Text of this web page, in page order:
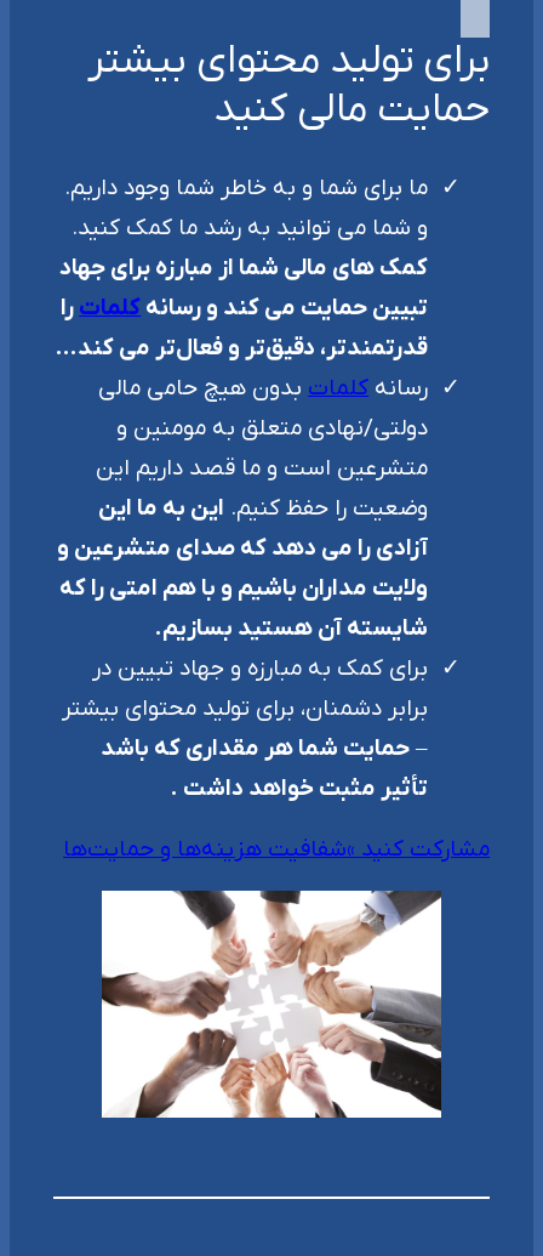
برای تولید محتوای بیشتر
حمایت مالی کنید
ما برای شما و به خاطر شما وجود داریم.
و شما می توانید به رشد ما کمک کنید.
کمک های مالی شما از مبارزه برای جهاد
تبیین حمایت می کند و رسانه کلماترا
قدرتمندتر، دقیق‌تر و فعال‌تر می کند…
رسانه کلماتبدون هیچ حامی مالی
دولتی/نهادی متعلق به مومنین و
متشرعین است و ما قصد داریم این
وضعیت را حفظ کنیم. این به ما این
آزادی را می دهد که صدای متشرعین و
ولایت مداران باشیم و با هم امتی را که
شایسته آن هستید بسازیم.
برای کمک به مبارزه و جهاد تبیین در
برابر دشمنان، برای تولید محتوای بیشتر
–حمایت شما هر مقداری که باشد
تأثیر مثبت خواهد داشت .
مشارکت کنید »شفافیت هزینه‌ها و حمایت‌ها